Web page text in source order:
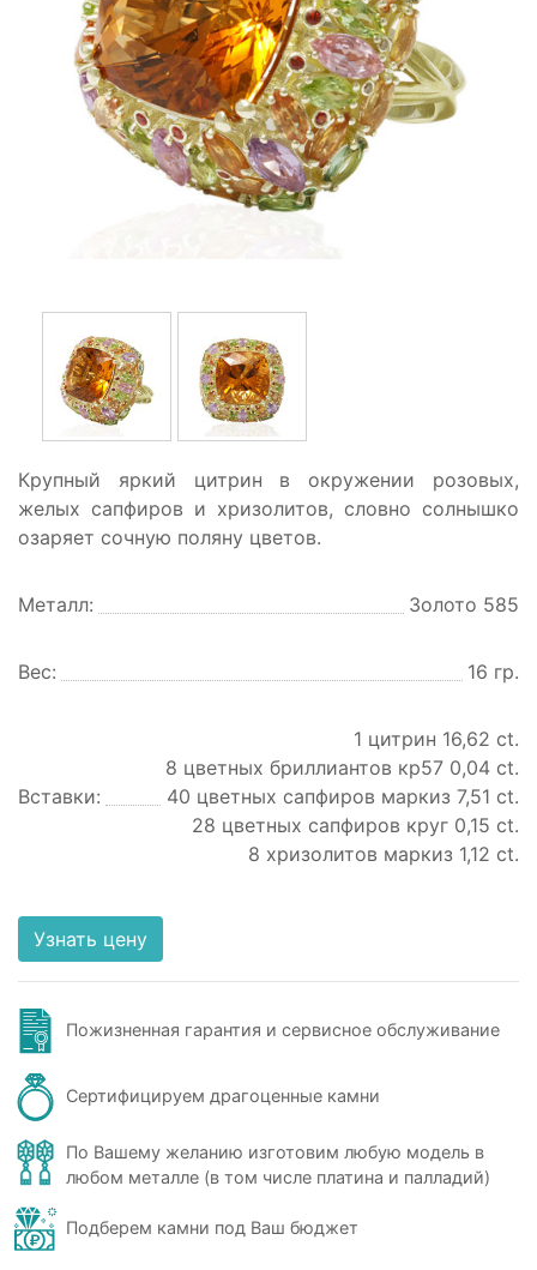
Крупный яркий цитрин в окружении розовых,
желых сапфиров и хризолитов, словно солнышко
озаряет сочную поляну цветов.
Металл: Золото 585
Вес: 16 гр.
Вставки:
1 цитрин 16,62 ct.
8 цветных бриллиантов кр57 0,04 ct.
40 цветных сапфиров маркиз 7,51 ct.
28 цветных сапфиров круг 0,15 ct.
8 хризолитов маркиз 1,12 ct.
Узнать цену
Пожизненная гарантия и сервисное обслуживание
Сертифицируем драгоценные камни
По Вашему желанию изготовим любую модель в
любом металле (в том числе платина и палладий)
Подберем камни под Ваш бюджет